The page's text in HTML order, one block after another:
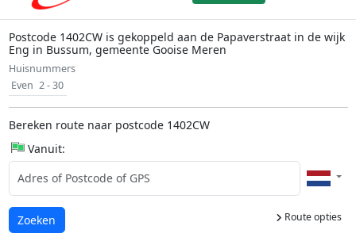
Postcode 1402CW is gekoppeld aan de Papaverstraat in de wijk
Eng in Bussum, gemeente Gooise Meren
Huisnummers
Even 2 - 30
Bereken route naar postcode 1402CW
Vanuit:
Route opties
Laden...
Zoeken